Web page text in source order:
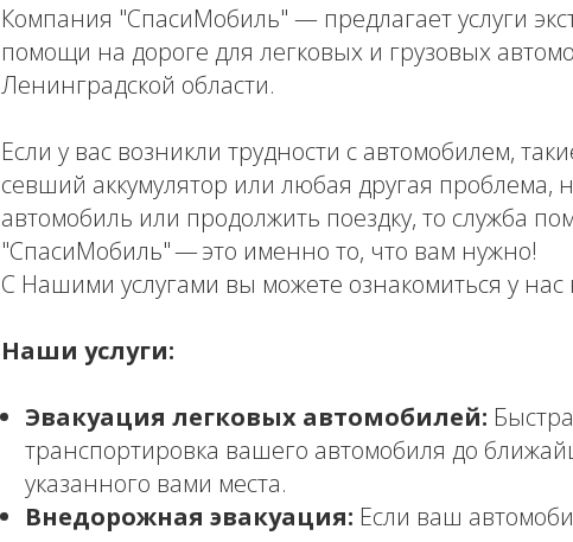
Компания "СпасиМобиль" — предлагает услуги
помощи на дороге для легковых и грузовых
Ленинградской области.
Если у вас возникли трудности с автомобилем,
севший аккумулятор или любая другая проблема,
автомобиль или продолжить поездку, то служба
"СпасиМобиль" — это именно то, что вам нужно!
С Нашими услугами вы можете ознакомиться у нас
Наши услуги:
Эвакуация легковых автомобилей:
транспортировка вашего автомобиля до
указанного вами места.
Внедорожная эвакуация: Если ваш